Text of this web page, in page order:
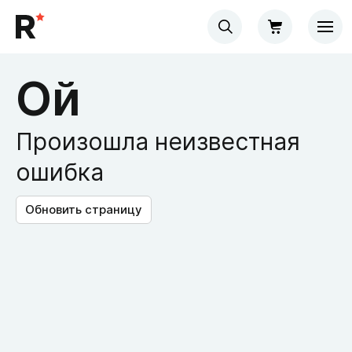
Ой
Произошла неизвестная
ошибка
Обновить страницу